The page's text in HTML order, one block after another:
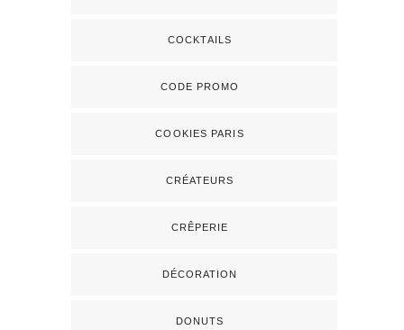
COCKTAILS
CODE PROMO
COOKIES PARIS
CRÉATEURS
CRÊPERIE
DÉCORATION
DONUTS